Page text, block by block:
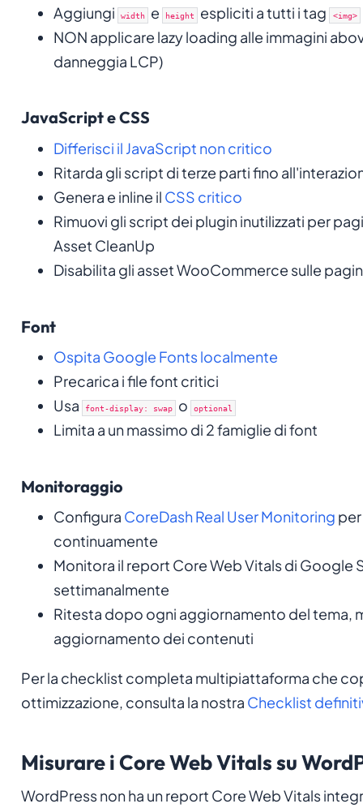
Aggiungi
width e height espliciti a tutti i tag <img>
NON applicare lazy loading alle immagini
danneggia LCP)
JavaScript e CSS
Differisci il JavaScript non critico
Ritarda gli script di terze parti fino
Genera e inline il CSS critico
Rimuovi gli script dei plugin inutilizzati per
Asset CleanUp
Disabilita gli asset WooCommerce sulle
Font
Ospita Google Fonts localmente
Precarica i file font critici
Usa
font-display: swap o optional
Limita a un massimo di 2 famiglie di font
Monitoraggio
Configura CoreDash Real User Monitoring
continuamente
Monitora il report Core Web Vitals di Google
settimanalmente
Ritesta dopo ogni aggiornamento del tema,
aggiornamento dei contenuti
Per la checklist completa multipiattaforma che
ottimizzazione, consulta la nostra Checklist
Misurare i Core Web Vitals su
WordPress non ha un report Core Web Vitals